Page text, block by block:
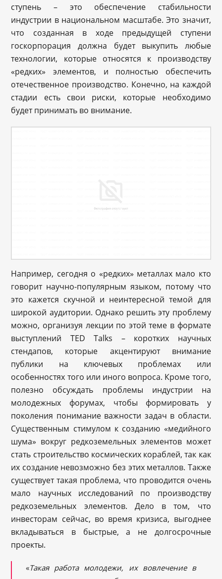
ступень – это обеспечение стабильности
индустрии в национальном масштабе. Это значит,
что созданная в ходе предыдущей ступени
госкорпорация должна будет выкупить любые
технологии, которые относятся к производству
«редких» элементов, и полностью обеспечить
отечественное производство. Конечно, на каждой
стадии есть свои риски, которые необходимо
будет принимать во внимание.
Например, сегодня о «редких» металлах мало кто
говорит научно-популярным языком, потому что
это кажется скучной и неинтересной темой для
широкой аудитории. Однако решить эту проблему
можно, организуя лекции по этой теме в формате
выступлений TED Talks – коротких научных
стендапов, которые акцентируют внимание
публики на ключевых проблемах или
особенностях того или иного вопроса. Кроме того,
полезно обсуждать проблемы индустрии на
молодежных форумах, чтобы формировать у
поколения понимание важности задач в области.
Существенным стимулом к созданию «медийного
шума» вокруг редкоземельных элементов может
стать строительство космических кораблей, так как
их создание невозможно без этих металлов. Также
существует такая проблема, что проводится очень
мало научных исследований по производству
редкоземельных элементов. Дело в том, что
инвесторам сейчас, во время кризиса, выгоднее
вкладываться в быстрые, а не долгосрочные
проекты.
«Такая работа молодежи, их вовлечение в